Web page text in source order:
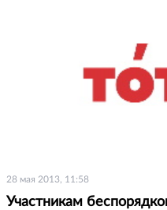
28 мая 2013, 11:58
Участникам